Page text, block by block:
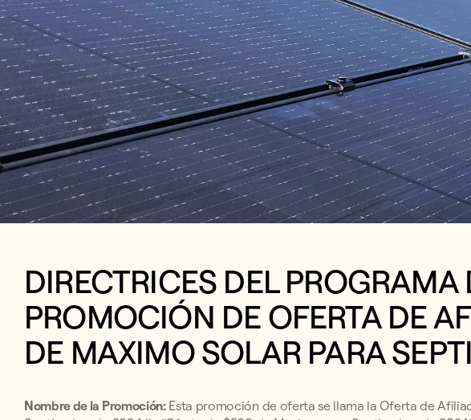
DIRECTRICES DEL PROGRAMA
PROMOCIÓN DE OFERTA DE
DE MAXIMO SOLAR PARA
Nombre de la Promoción:Esta promoción de oferta se llama la Oferta de